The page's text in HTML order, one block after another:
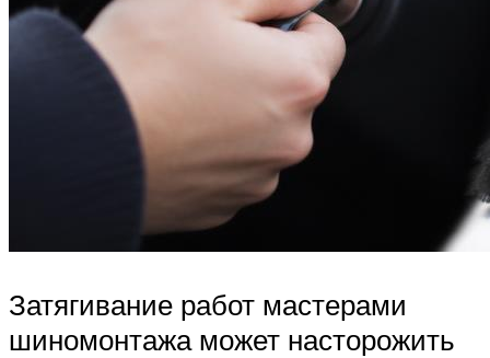
Затягивание работ мастерами
шиномонтажа может насторожить